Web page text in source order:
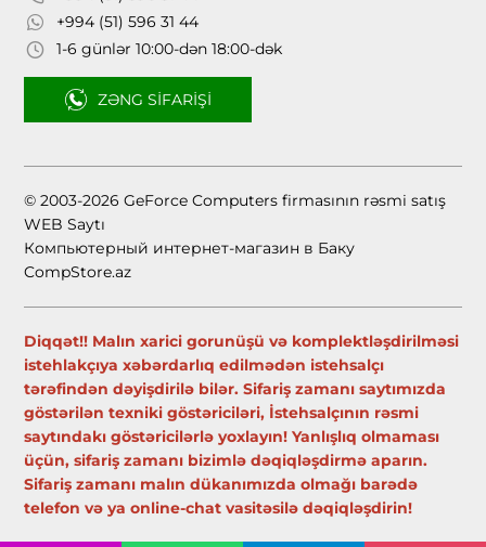
+994 (51) 596 31 44
1-6 günlər 10:00-dən 18:00-dək
ZƏNG SIFARIŞI
© 2003-2026 GeForce Computers firmasının rəsmi satış
WEB Saytı
Компьютерный интернет-магазин в Баку
CompStore.az
Diqqət!! Malın xarici gorunüşü və komplektləşdirilməsi
istehlakçıya xəbərdarlıq edilmədən istehsalçı
tərəfindən dəyişdirilə bilər. Sifariş zamanı saytımızda
göstərilən texniki göstəriciləri, İstehsalçının rəsmi
saytındakı göstəricilərlə yoxlayın! Yanlışlıq olmaması
üçün, sifariş zamanı bizimlə dəqiqləşdirmə aparın.
Sifariş zamanı malın dükanımızda olmağı barədə
telefon və ya online-chat vasitəsilə dəqiqləşdirin!